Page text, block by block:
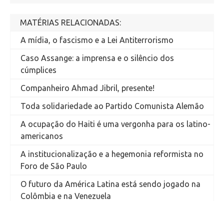
MATÉRIAS RELACIONADAS:
A mídia, o fascismo e a Lei Antiterrorismo
Caso Assange: a imprensa e o silêncio dos
cúmplices
Companheiro Ahmad Jibril, presente!
Toda solidariedade ao Partido Comunista Alemão
A ocupação do Haiti é uma vergonha para os latino-
americanos
A institucionalização e a hegemonia reformista no
Foro de São Paulo
O futuro da América Latina está sendo jogado na
Colômbia e na Venezuela